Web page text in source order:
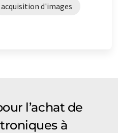
acquisition d'images
l’achat de
à